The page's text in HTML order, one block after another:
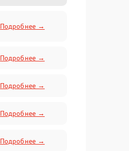
Подробнее →
Подробнее →
Подробнее →
Подробнее →
Подробнее →